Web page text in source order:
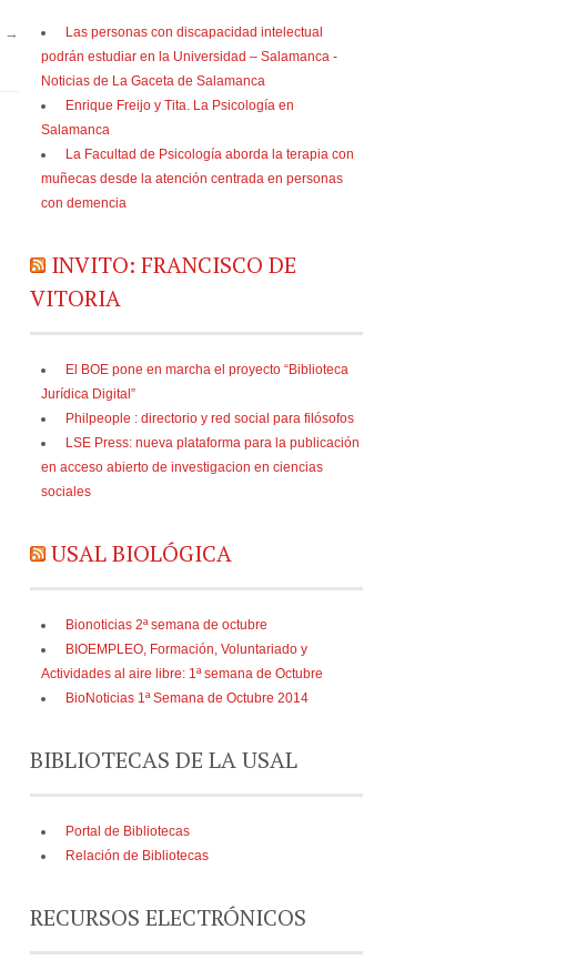
→
Las personas con discapacidad intelectual
podrán estudiar en la Universidad – Salamanca -
Noticias de La Gaceta de Salamanca
Enrique Freijo y Tita. La Psicología en
Salamanca
La Facultad de Psicología aborda la terapia con
muñecas desde la atención centrada en personas
con demencia
INVITO: FRANCISCO DE
VITORIA
El BOE pone en marcha el proyecto “Biblioteca
Jurídica Digital”
Philpeople : directorio y red social para filósofos
LSE Press: nueva plataforma para la publicación
en acceso abierto de investigacion en ciencias
sociales
USAL BIOLÓGICA
Bionoticias 2ª semana de octubre
BIOEMPLEO, Formación, Voluntariado y
Actividades al aire libre: 1ª semana de Octubre
BioNoticias 1ª Semana de Octubre 2014
BIBLIOTECAS DE LA USAL
Portal de Bibliotecas
Relación de Bibliotecas
RECURSOS ELECTRÓNICOS